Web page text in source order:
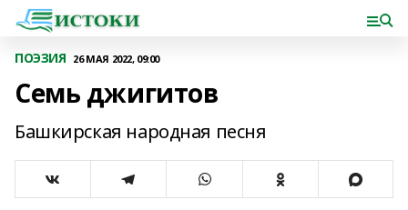
ПОЭЗИЯ 26 МАЯ 2022, 09:00
Семь джигитов
Башкирская народная песня